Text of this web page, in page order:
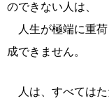
のできない人は、
人生が極端に重荷
成できません。
人は、すべてはた